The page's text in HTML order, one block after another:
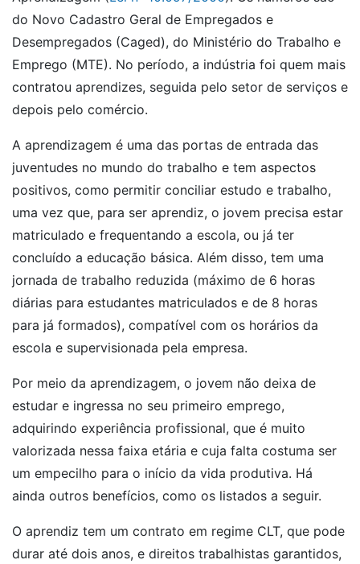
do Novo Cadastro Geral de Empregados e
Desempregados (Caged), do Ministério do Trabalho e
Emprego (MTE). No período, a indústria foi quem mais
contratou aprendizes, seguida pelo setor de serviços e
depois pelo comércio.
A aprendizagem é uma das portas de entrada das
juventudes no mundo do trabalho e tem aspectos
positivos, como permitir conciliar estudo e trabalho,
uma vez que, para ser aprendiz, o jovem precisa estar
matriculado e frequentando a escola, ou já ter
concluído a educação básica. Além disso, tem uma
jornada de trabalho reduzida (máximo de 6 horas
diárias para estudantes matriculados e de 8 horas
para já formados), compatível com os horários da
escola e supervisionada pela empresa.
Por meio da aprendizagem, o jovem não deixa de
estudar e ingressa no seu primeiro emprego,
adquirindo experiência profissional, que é muito
valorizada nessa faixa etária e cuja falta costuma ser
um empecilho para o início da vida produtiva. Há
ainda outros benefícios, como os listados a seguir.
O aprendiz tem um contrato em regime CLT, que pode
durar até dois anos, e direitos trabalhistas garantidos,